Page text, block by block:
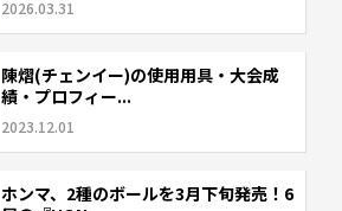
2026.03.31
陳熠(チェンイー)の使用用具・大会成
績・プロフィー...
2023.12.01
ホンマ、2種のボールを3月下旬発売！6